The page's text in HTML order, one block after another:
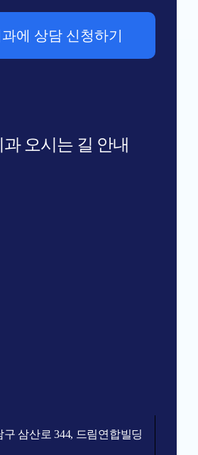
오시는 길 안내
삼산로 344, 드림연합빌딩
에 상담 신청하기